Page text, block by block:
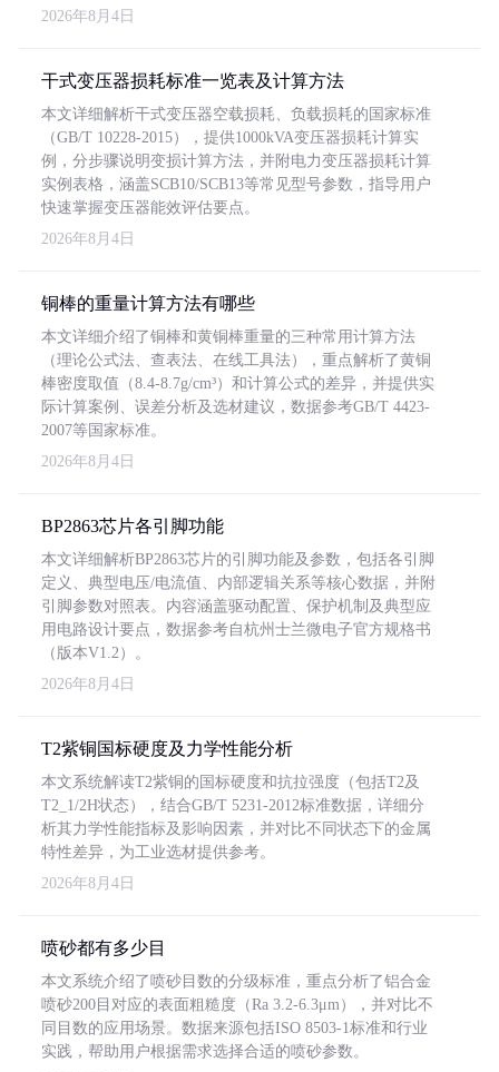
2026年8月4日
干式变压器损耗标准一览表及计算方法
本文详细解析干式变压器空载损耗、负载损耗的国家标准
（GB/T 10228-2015），提供1000kVA变压器损耗计算实
例，分步骤说明变损计算方法，并附电力变压器损耗计算
实例表格，涵盖SCB10/SCB13等常见型号参数，指导用户
快速掌握变压器能效评估要点。
2026年8月4日
铜棒的重量计算方法有哪些
本文详细介绍了铜棒和黄铜棒重量的三种常用计算方法
（理论公式法、查表法、在线工具法），重点解析了黄铜
棒密度取值（8.4-8.7g/cm³）和计算公式的差异，并提供实
际计算案例、误差分析及选材建议，数据参考GB/T 4423-
2007等国家标准。
2026年8月4日
BP2863芯片各引脚功能
本文详细解析BP2863芯片的引脚功能及参数，包括各引脚
定义、典型电压/电流值、内部逻辑关系等核心数据，并附
引脚参数对照表。内容涵盖驱动配置、保护机制及典型应
用电路设计要点，数据参考自杭州士兰微电子官方规格书
（版本V1.2）。
2026年8月4日
T2紫铜国标硬度及力学性能分析
本文系统解读T2紫铜的国标硬度和抗拉强度（包括T2及
T2_1/2H状态），结合GB/T 5231-2012标准数据，详细分
析其力学性能指标及影响因素，并对比不同状态下的金属
特性差异，为工业选材提供参考。
2026年8月4日
喷砂都有多少目
本文系统介绍了喷砂目数的分级标准，重点分析了铝合金
喷砂200目对应的表面粗糙度（Ra 3.2-6.3μm），并对比不
同目数的应用场景。数据来源包括ISO 8503-1标准和行业
实践，帮助用户根据需求选择合适的喷砂参数。